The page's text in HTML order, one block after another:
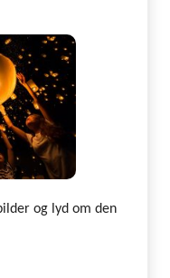
og lyd om den